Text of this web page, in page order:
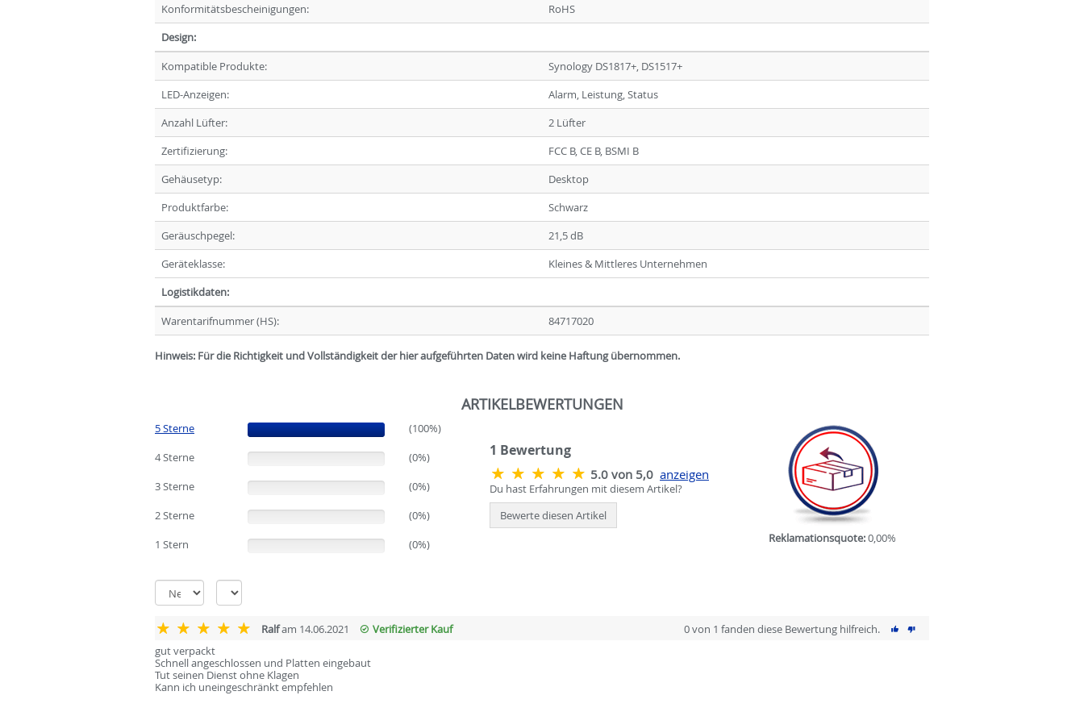
Konformitätsbescheinigungen:
RoHS
Design:
Kompatible Produkte:
Synology DS1817+, DS1517+
LED-Anzeigen:
Alarm, Leistung, Status
Anzahl Lüfter:
2 Lüfter
Zertifizierung:
FCC B, CE B, BSMI B
Gehäusetyp:
Desktop
Produktfarbe:
Schwarz
Geräuschpegel:
21,5 dB
Geräteklasse:
Kleines & Mittleres Unternehmen
Logistikdaten:
Warentarifnummer (HS):
84717020
Hinweis: Für die Richtigkeit und Vollständigkeit der hier aufgeführten Daten wird keine Haftung übernommen.
ARTIKELBEWERTUNGEN
5 Sterne (100%)
(100%)
4 Sterne
(0%)
3 Sterne
(0%)
2 Sterne
(0%)
1 Stern
(0%)
1 Bewertung
5.0 von 5,0 anzeigen
Du hast Erfahrungen mit diesem Artikel?
Bewerte diesen Artikel
Reklamationsquote:0,00%
Ralfam 14.06.2021 Verifizierter Kauf
0 von 1 fanden diese Bewertung hilfreich.
gut verpackt
Schnell angeschlossen und Platten eingebaut
Tut seinen Dienst ohne Klagen
Kann ich uneingeschränkt empfehlen